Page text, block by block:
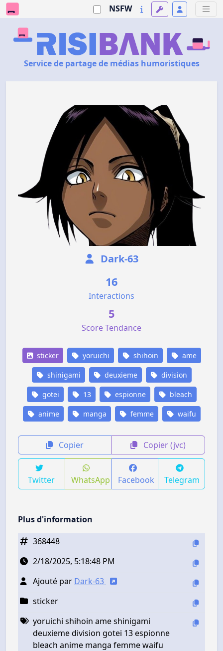
NSFW
Service de partage de médias humoristiques
Dark-63
16
Interactions
5
Score Tendance
sticker yoruichi shihoin ame
shinigami deuxieme division
gotei 13 espionne bleach
anime manga femme waifu
Copier Copier (jvc)
Twitter WhatsApp Facebook Telegram
Plus d'information
368448
2/18/2025, 5:18:48 PM
Ajouté par Dark-63
sticker
yoruichi shihoin ame shinigami
deuxieme division gotei 13 espionne
bleach anime manga femme waifu